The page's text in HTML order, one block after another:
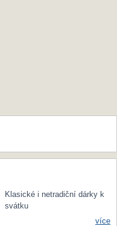
Klasické i netradiční dárky k
svátku
více